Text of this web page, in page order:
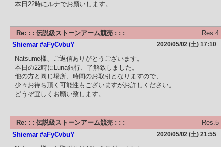
本日22時にルナでお願いします。
Re: : : 伝説級ストーンアーム競売 : : :
Res.4
Shiemar #aFyCvbuY
2020/05/02 (土) 17:10
Natsume様、ご返信ありがとうございます。
本日の22時にLuna銀行、了解致しました。
他の方と同じ場所、時間のお取引となりますので、
少々お待ち頂く可能性もございますがお許しください。
どうぞ宜しくお願い致します。
Re: : : 伝説級ストーンアーム競売 : : :
Res.5
Shiemar #aFyCvbuY
2020/05/02 (土) 21:55